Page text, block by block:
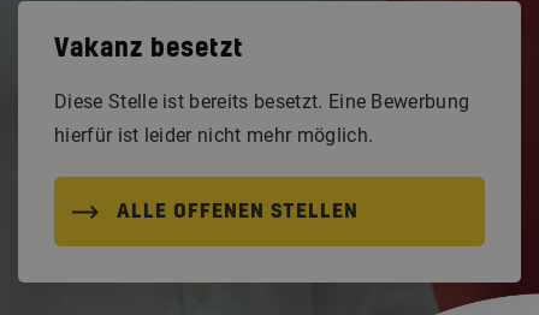
Vakanz besetzt
Diese Stelle ist bereits besetzt. Eine Bewerbung
hierfür ist leider nicht mehr möglich.
ALLE OFFENEN STELLEN